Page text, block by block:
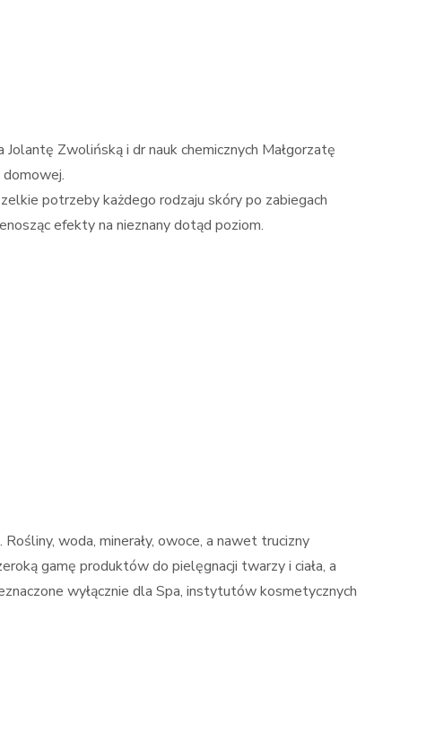
Zwolińską i dr nauk chemicznych Małgorzatę
potrzeby każdego rodzaju skóry po zabiegach
efekty na nieznany dotąd poziom.
woda, minerały, owoce, a nawet trucizny
gamę produktów do pielęgnacji twarzy i ciała, a
wyłącznie dla Spa, instytutów kosmetycznych